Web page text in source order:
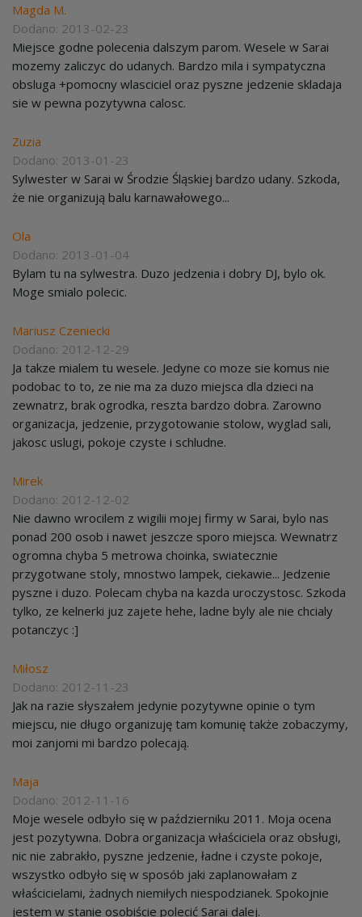
Magda M.
Dodano: 2013-02-23
Miejsce godne polecenia dalszym parom. Wesele w Sarai
mozemy zaliczyc do udanych. Bardzo mila i sympatyczna
obsluga +pomocny wlasciciel oraz pyszne jedzenie skladaja
sie w pewna pozytywna calosc.
Zuzia
Dodano: 2013-01-23
Sylwester w Sarai w Środzie Śląskiej bardzo udany. Szkoda,
że nie organizują balu karnawałowego...
Ola
Dodano: 2013-01-04
Bylam tu na sylwestra. Duzo jedzenia i dobry DJ, bylo ok.
Moge smialo polecic.
Mariusz Czeniecki
Dodano: 2012-12-29
Ja takze mialem tu wesele. Jedyne co moze sie komus nie
podobac to to, ze nie ma za duzo miejsca dla dzieci na
zewnatrz, brak ogrodka, reszta bardzo dobra. Zarowno
organizacja, jedzenie, przygotowanie stolow, wyglad sali,
jakosc uslugi, pokoje czyste i schludne.
Mirek
Dodano: 2012-12-02
Nie dawno wrocilem z wigilii mojej firmy w Sarai, bylo nas
ponad 200 osob i nawet jeszcze sporo miejsca. Wewnatrz
ogromna chyba 5 metrowa choinka, swiatecznie
przygotwane stoly, mnostwo lampek, ciekawie... Jedzenie
pyszne i duzo. Polecam chyba na kazda uroczystosc. Szkoda
tylko, ze kelnerki juz zajete hehe, ladne byly ale nie chcialy
potanczyc :]
Miłosz
Dodano: 2012-11-23
Jak na razie słyszałem jedynie pozytywne opinie o tym
miejscu, nie długo organizuję tam komunię także zobaczymy,
moi zanjomi mi bardzo polecają.
Maja
Dodano: 2012-11-16
Moje wesele odbyło się w październiku 2011. Moja ocena
jest pozytywna. Dobra organizacja właściciela oraz obsługi,
nic nie zabrakło, pyszne jedzenie, ładne i czyste pokoje,
wszystko odbyło się w sposób jaki zaplanowałam z
właścicielami, żadnych niemiłych niespodzianek. Spokojnie
jestem w stanie osobiście polecić Sarai dalej.